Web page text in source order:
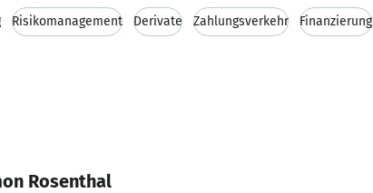
Risikomanagement Derivate Zahlungsverkehr Finanzierung
Rosenthal